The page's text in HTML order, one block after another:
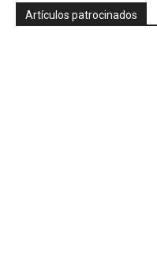
Artículos patrocinados